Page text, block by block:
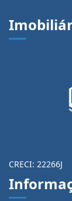
CRECI: 22266J